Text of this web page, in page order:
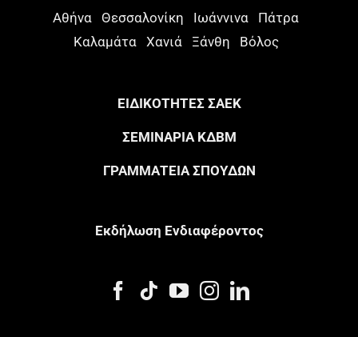
Αθήνα Θεσσαλονίκη Ιωάννινα
Πάτρα
Καλαμάτα
Χανιά Ξάνθη Βόλος
ΕΙΔΙΚΟΤΗΤΕΣ ΣΑΕΚ
ΣΕΜΙΝΑΡΙΑ ΚΔΒΜ
ΓΡΑΜΜΑΤΕΙΑ ΣΠΟΥΔΩΝ
Eκδήλωση Eνδιαφέροντος